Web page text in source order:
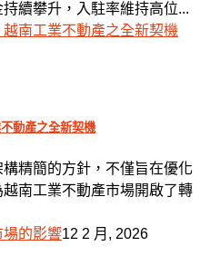
續攀升，入駐率維持高位...
動產之全新契機
精簡的方針，不僅旨在優化
南工業不動產市場開啟了轉
12 2 月, 2026